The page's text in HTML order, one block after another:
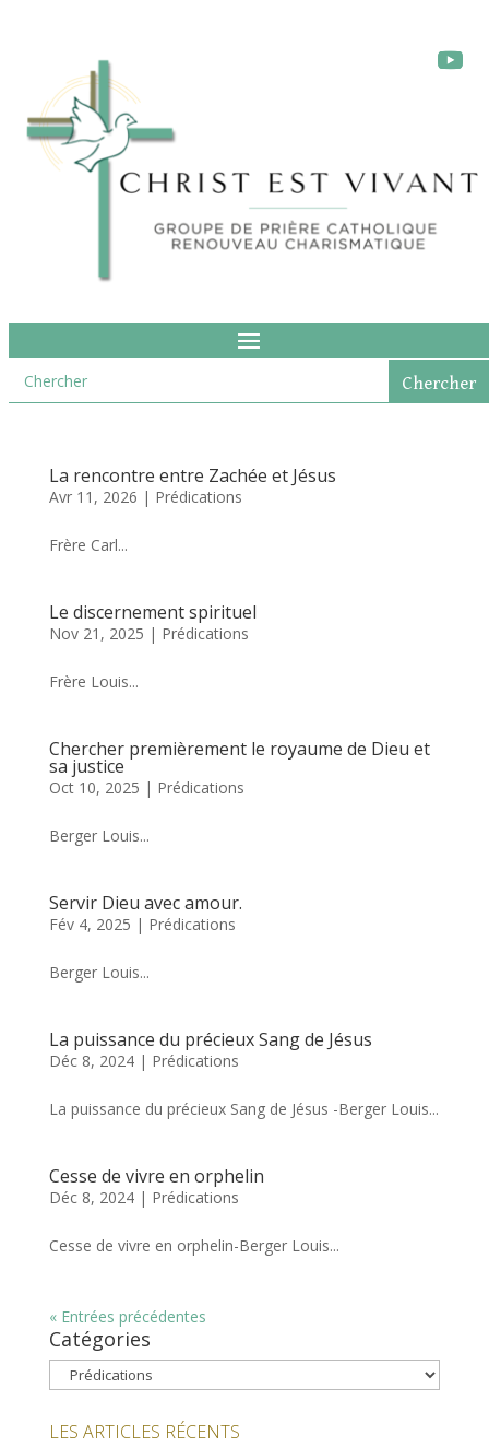
La rencontre entre Zachée et Jésus
Avr 11, 2026 | Prédications
Frère Carl...
Le discernement spirituel
Nov 21, 2025 | Prédications
Frère Louis...
Chercher premièrement le royaume de Dieu et
sa justice
Oct 10, 2025 | Prédications
Berger Louis...
Servir Dieu avec amour.
Fév 4, 2025 | Prédications
Berger Louis...
La puissance du précieux Sang de Jésus
Déc 8, 2024| Prédications
La puissance du précieux Sang de Jésus -Berger Louis...
Cesse de vivre en orphelin
Déc 8, 2024| Prédications
Cesse de vivre en orphelin-Berger Louis...
« Entrées précédentes
Catégories
Catégories
LES ARTICLES RÉCENTS